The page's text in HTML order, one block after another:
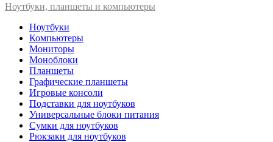
Ноутбуки, планшеты и компьютеры
Ноутбуки
Компьютеры
Мониторы
Моноблоки
Планшеты
Графические планшеты
Игровые консоли
Подставки для ноутбуков
Универсальные блоки питания
Сумки для ноутбуков
Рюкзаки для ноутбуков